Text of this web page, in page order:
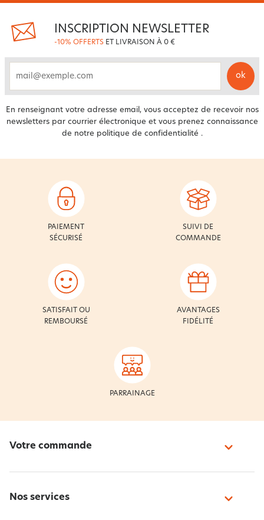
INSCRIPTION NEWSLETTER
-10% OFFERTS ET LIVRAISON À 0 €
ok
En renseignant votre adresse email, vous acceptez de recevoir nos
newsletters par courrier électronique et vous prenez connaissance
de notre politique de confidentialité .
PAIEMENT
SÉCURISÉ
SUIVI DE
COMMANDE
SATISFAIT OU
REMBOURSÉ
AVANTAGES
FIDÉLITÉ
PARRAINAGE
Votre commande
Nos services